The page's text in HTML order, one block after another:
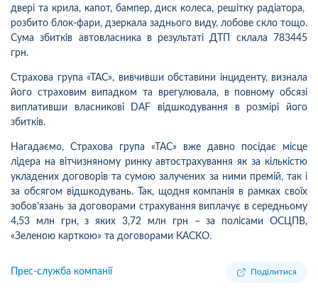
двері та крила, капот, бампер, диск колеса, решітку радіатора,
розбито блок-фари, дзеркала заднього виду, лобове скло тощо.
Сума збитків автовласника в результаті ДТП склала 783445
грн.
Страхова група «ТАС», вивчивши обставини інциденту, визнала
його страховим випадком та врегулювала, в повному обсязі
виплативши власникові DAF відшкодування в розмірі його
збитків.
Нагадаємо, Страхова група «ТАС» вже давно посідає місце
лідера на вітчизняному ринку автострахування як за кількістю
укладених договорів та сумою залучених за ними премій, так і
за обсягом відшкодувань. Так, щодня компанія в рамках своїх
зобов’язань за договорами страхування виплачує в середньому
4,53 млн грн, з яких 3,72 млн грн – за полісами ОСЦПВ,
«Зеленою карткою» та договорами КАСКО.
Прес-служба компанії Поділитися